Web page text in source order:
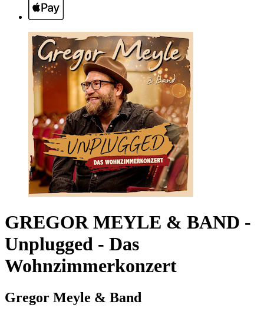
GREGOR MEYLE & BAND -
Unplugged - Das
Wohnzimmerkonzert
Gregor Meyle & Band